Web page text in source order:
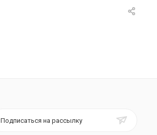
Подписаться на рассылку